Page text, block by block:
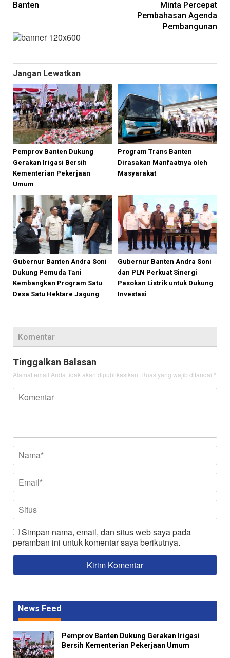
Banten
Minta Percepat
Pembahasan Agenda
Pembangunan
Jangan Lewatkan
Pemprov Banten Dukung
Gerakan Irigasi Bersih
Kementerian Pekerjaan
Umum
Program Trans Banten
Dirasakan Manfaatnya oleh
Masyarakat
Gubernur Banten Andra Soni
Dukung Pemuda Tani
Kembangkan Program Satu
Desa Satu Hektare Jagung
Gubernur Banten Andra Soni
dan PLN Perkuat Sinergi
Pasokan Listrik untuk Dukung
Investasi
Komentar
Tinggalkan Balasan
Alamat email Anda tidak akan dipublikasikan. Ruas yang wajib ditandai *
Simpan nama, email, dan situs web saya pada
peramban ini untuk komentar saya berikutnya.
News Feed
Pemprov Banten Dukung Gerakan Irigasi
Bersih Kementerian Pekerjaan Umum